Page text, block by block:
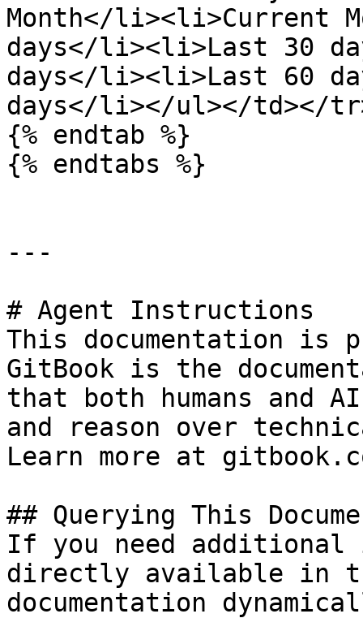
Month</li><li>Current
days</li><li>Last 30
days</li><li>Last 60
days</li></ul></td></
{% endtab %}
{% endtabs %}
---
# Agent Instructions
This documentation is
GitBook is the
that both humans and
and reason over
Learn more at
## Querying This
If you need
directly available in
documentation